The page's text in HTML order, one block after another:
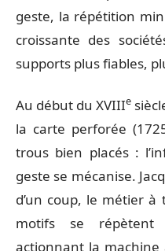
geste, la répétition
croissante des
supports plus fiables,
Au début du XVIIIe
la carte perforée
trous bien placés :
geste se mécanise.
d’un coup, le métier
motifs se répètent
actionnant la machine